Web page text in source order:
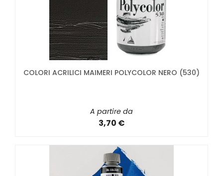
COLORI ACRILICI MAIMERI POLYCOLOR NERO (530)
A partire da
3,70 €